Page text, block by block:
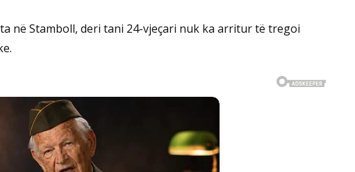
në Stamboll, deri tani 24-vjeçari nuk ka arritur të tregoi